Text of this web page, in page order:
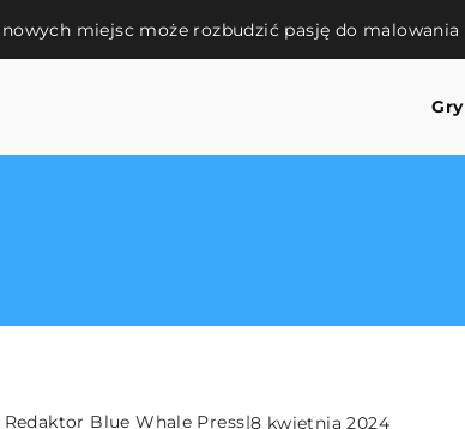
miejsc może rozbudzić pasję do malowania
Gry
Redaktor Blue Whale Press|8 kwietnia 2024